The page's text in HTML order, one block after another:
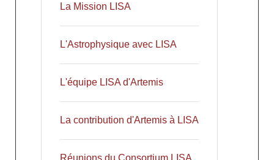
La Mission LISA
L'Astrophysique avec LISA
L'équipe LISA d'Artemis
La contribution d'Artemis à LISA
Réunions du Consortium LISA